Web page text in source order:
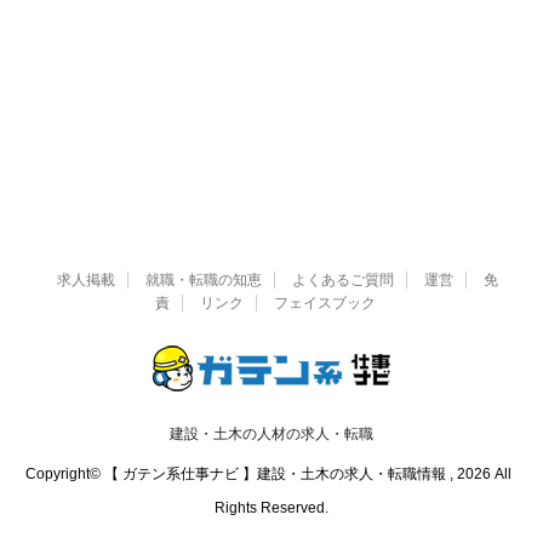
求人掲載 就職・転職の知恵 よくあるご質問 運営
免
責
リンク フェイスブック
建設・土木の人材の求人・転職
Copyright© 【 ガテン系仕事ナビ 】建設・土木の求人・転職情報 , 2026 All
Rights Reserved.